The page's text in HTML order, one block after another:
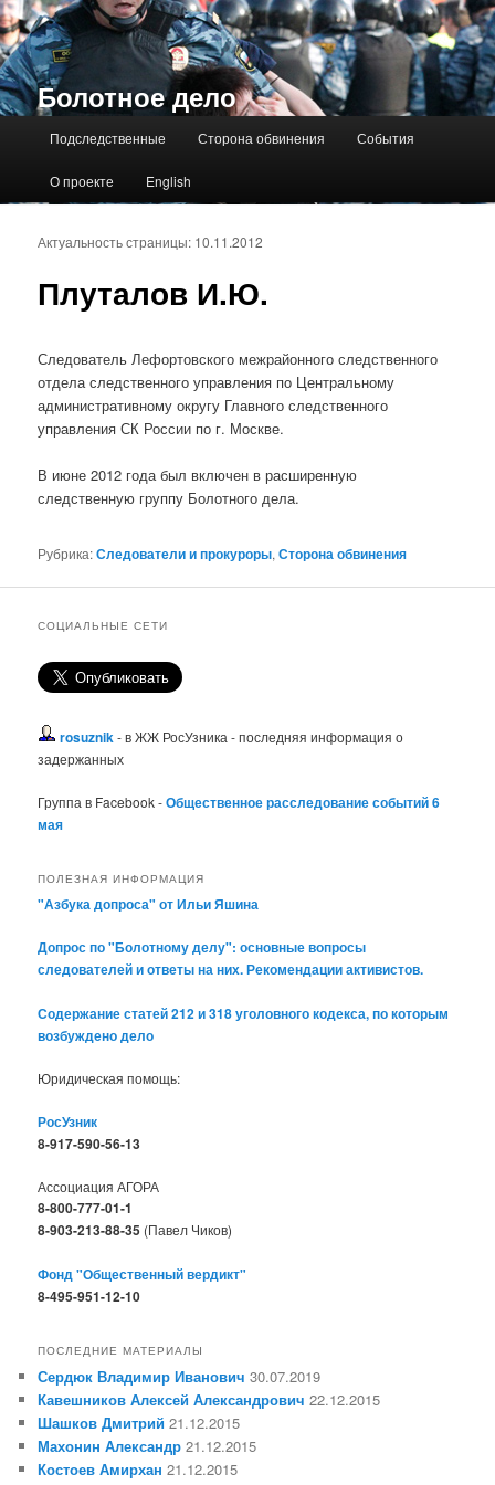
Болотное дело
Подследственные Сторона обвинения События
О проекте English
Плуталов И.Ю.
Актуальность страницы: 10.11.2012
Следователь Лефортовского межрайонного следственного
отдела следственного управления по Центральному
административному округу Главного следственного
управления СК России по г. Москве.
В июне 2012 года был включен в расширенную
следственную группу Болотного дела.
Рубрика:Следователи и прокуроры,Сторона обвинения
СОЦИАЛЬНЫЕ СЕТИ
rosuznik- в ЖЖ РосУзника - последняя информация о
задержанных
Группа в Facebook -Общественное расследование событий 6
мая
ПОЛЕЗНАЯ ИНФОРМАЦИЯ
"Азбука допроса" от Ильи Яшина
Допрос по "Болотному делу": основные вопросы
следователей и ответы на них. Рекомендации активистов.
Содержание статей 212 и 318 уголовного кодекса, по которым
возбуждено дело
Юридическая помощь:
РосУзник
8-917-590-56-13
Ассоциация АГОРА
8-800-777-01-1
8-903-213-88-35 (Павел Чиков)
Фонд "Общественный вердикт"
8-495-951-12-10
ПОСЛЕДНИЕ МАТЕРИАЛЫ
Сердюк Владимир Иванович 30.07.2019
Кавешников Алексей Александрович 22.12.2015
Шашков Дмитрий 21.12.2015
Махонин Александр 21.12.2015
Костоев Амирхан 21.12.2015